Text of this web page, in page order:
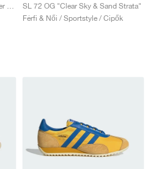
SL 72 PT "Bright Royal & Wonder White"
SL 72 OG "Clear Sky & Sand Strata"
Férfi & Női / Sportstyle / Cipők